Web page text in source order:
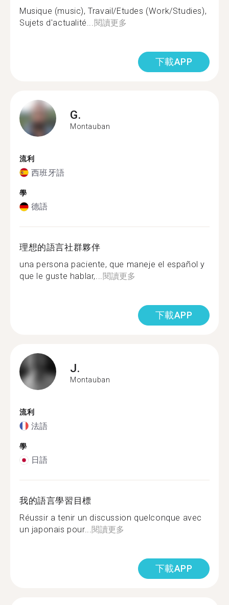
Musique (music), Travail/Etudes (Work/Studies),
Sujets d'actualité...閱讀更多
下載APP
G.
Montauban
流利
西班牙語
學
德語
理想的語言社群夥伴
una persona paciente, que maneje el español y
que le guste hablar,...閱讀更多
下載APP
J.
Montauban
流利
法語
學
日語
我的語言學習目標
Réussir a tenir un discussion quelconque avec
un japonais pour...閱讀更多
下載APP